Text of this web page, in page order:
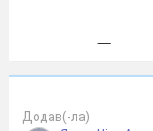
До
Додав(-ла)